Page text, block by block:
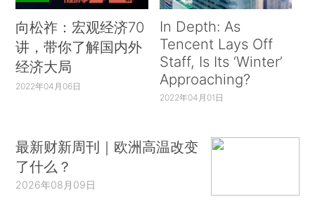
向松祚：宏观经济70
讲，带你了解国内外
经济大局
2022年04月06日
In Depth: As
Tencent Lays Off
Staff, Is Its ‘Winter’
Approaching?
2022年04月01日
最新财新周刊｜欧洲高温改变
了什么？
2026年08月09日